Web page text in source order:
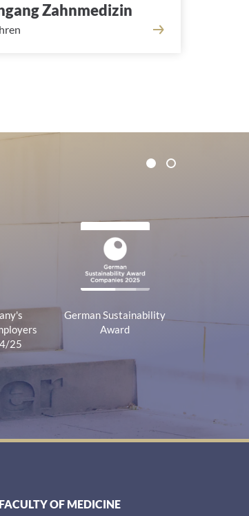
Zahnmedizin
1 2
25
German Sustainability
Award
FACULTY OF MEDICINE